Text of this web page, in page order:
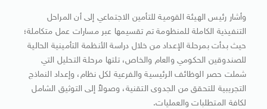
وأشار رئيس الهيئة القومية للتأمين الاجتماعي إلى أن المراحل
التنفيذية الكاملة للمنظومة تم تقسيمها عبر مسارات عمل متكاملة؛
حيث بدأت بمرحلة الإعداد من خلال دراسة الأنظمة التأمينية الحالية
للصندوقين الحكومي والعام والخاص، تلتها مرحلة التحليل التي
شملت حصر الوظائف الرئيسية والفرعية لكل نظام، وإعداد النماذج
التجريبية للتحقق من الجدوى التقنية، وصولاً إلى التوثيق الشامل
لكافة المتطلبات والعمليات.